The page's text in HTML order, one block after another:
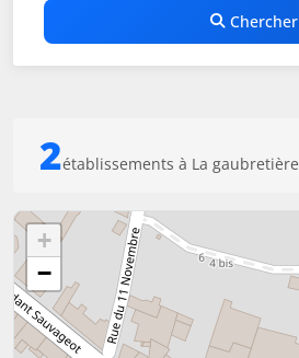
Chercher
2établissements à La gaubretière
+
−